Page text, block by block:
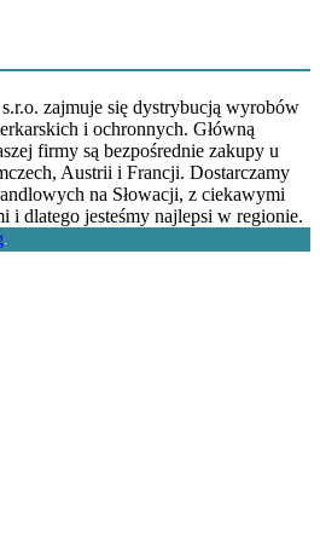
zajmuje się dystrybucją wyrobów
i ochronnych. Główną
firmy są bezpośrednie zakupy u
Austrii i Francji. Dostarczamy
na Słowacji, z ciekawymi
i dlatego jesteśmy najlepsi w regionie.